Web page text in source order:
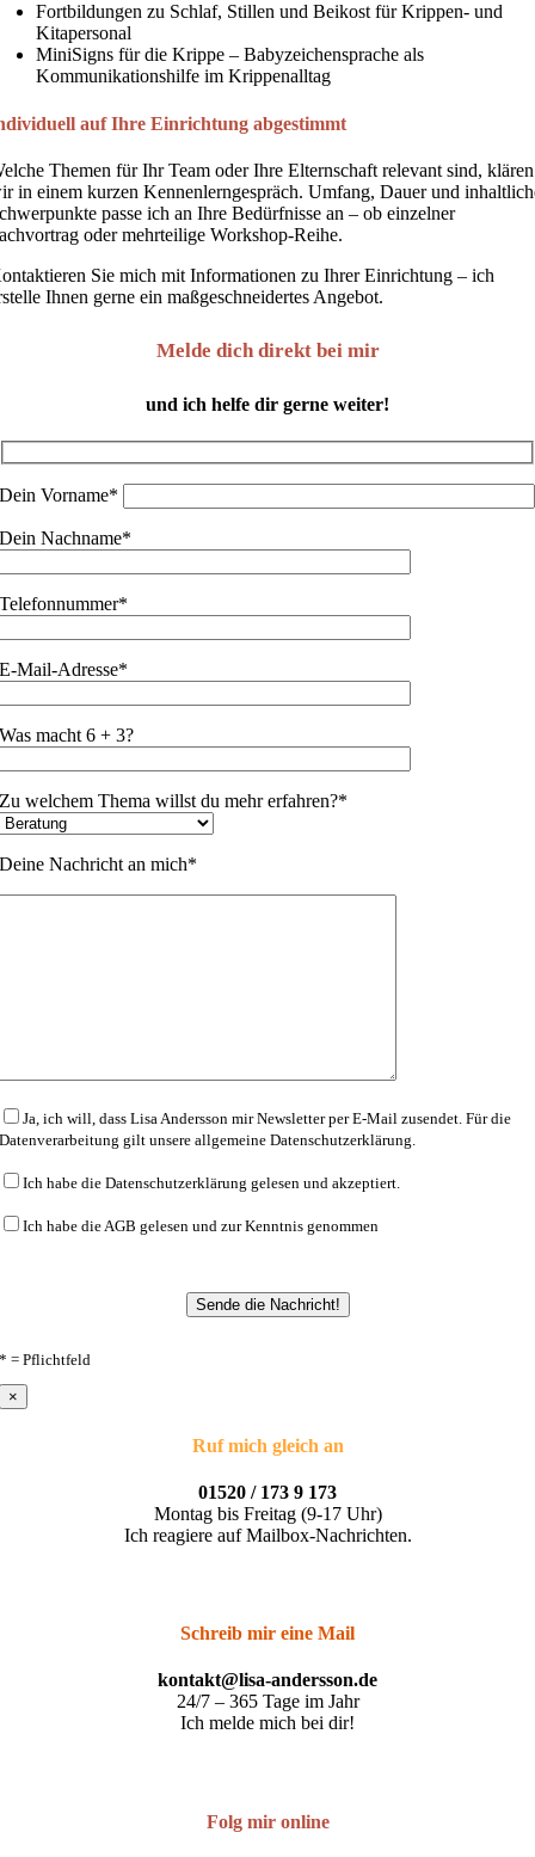
Fortbildungen zu Schlaf, Stillen und Beikost für Krippen- und
Kitapersonal
MiniSigns für die Krippe – Babyzeichensprache als
Kommunikationshilfe im Krippenalltag
auf Ihre Einrichtung abgestimmt
Themen für Ihr Team oder Ihre Elternschaft relevant sind, klären
in einem kurzen Kennenlerngespräch. Umfang, Dauer und
passe ich an Ihre Bedürfnisse an – ob einzelner
oder mehrteilige Workshop-Reihe.
Sie mich mit Informationen zu Ihrer Einrichtung – ich
Ihnen gerne ein maßgeschneidertes Angebot.
Melde dich direkt bei mir
und ich helfe dir gerne weiter!
Dein Vorname*
Dein Nachname*
Telefonnummer*
E-Mail-Adresse*
Was macht 6 + 3?
Zu welchem Thema willst du mehr erfahren?*
Deine Nachricht an mich*
Ja, ich will, dass Lisa Andersson mir Newsletter per E-Mail zusendet. Für die
Datenverarbeitung gilt unsere allgemeine Datenschutzerklärung.
Ich habe die Datenschutzerklärung gelesen und akzeptiert.
Ich habe die AGB gelesen und zur Kenntnis genommen
* = Pflichtfeld
×
Ruf mich gleich an
01520 / 173 9 173
Montag bis Freitag (9-17 Uhr)
Ich reagiere auf Mailbox-Nachrichten.
Schreib mir eine Mail
kontakt@lisa-andersson.de
24/7 – 365 Tage im Jahr
Ich melde mich bei dir!
Folg mir online